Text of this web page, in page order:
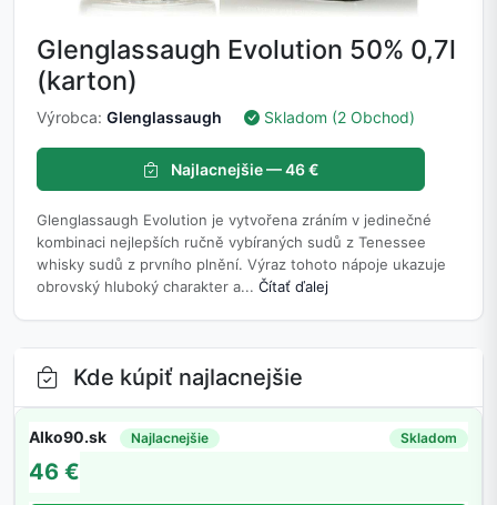
Glenglassaugh Evolution 50% 0,7l
(karton)
Výrobca: Glenglassaugh Skladom (2 Obchod)
Najlacnejšie — 46 €
Glenglassaugh Evolution je vytvořena zráním v jedinečné
kombinaci nejlepších ručně vybíraných sudů z Tenessee
whisky sudů z prvního plnění. Výraz tohoto nápoje ukazuje
obrovský hluboký charakter a... Čítať ďalej
Kde kúpiť najlacnejšie
Alko90.sk Najlacnejšie Skladom
46 €